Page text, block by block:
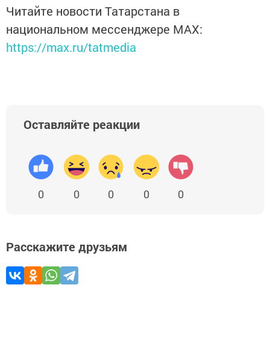
Читайте новости Татарстана в
национальном мессенджере MАХ:
https://max.ru/tatmedia
Оставляйте реакции
0 0 0 0 0
Расскажите друзьям